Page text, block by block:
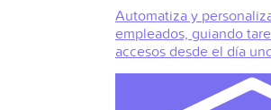
Automatiza y
empleados, guiando
accesos desde el día